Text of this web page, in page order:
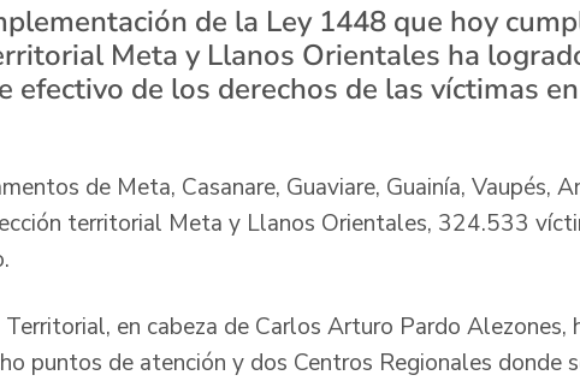
de la Ley 1448 que hoy
Meta y Llanos Orientales ha
efectivo de los derechos de las víctimas
de Meta, Casanare, Guaviare, Guainía, Vaupés,
territorial Meta y Llanos Orientales, 324.533
en cabeza de Carlos Arturo Pardo Alezones,
puntos de atención y dos Centros Regionales donde